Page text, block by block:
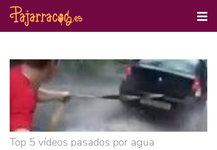
Top 5 vídeos pasados por agua